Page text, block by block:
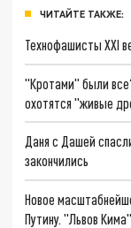
ЧИТАЙТЕ ТАКЖЕ:
Технофашисты XXI
"Кротами" были
охотятся "живые
Даня с Дашей
закончились
Новое
Путину. "Львов